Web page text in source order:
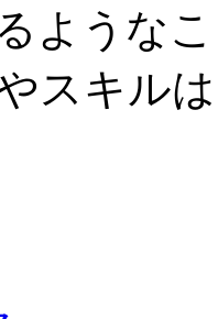
ような
スキル